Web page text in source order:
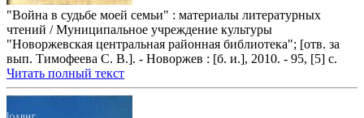
"Война в судьбе моей семьи" : материалы литературных
чтений / Муниципальное учреждение культуры
"Новоржевская центральная районная библиотека"; [отв. за
вып. Тимофеева С. В.]. - Новоржев : [б. и.], 2010. - 95, [5] с.
Читать полный текст